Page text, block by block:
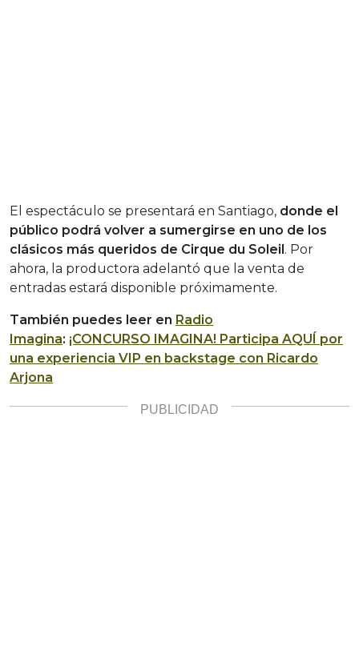
El espectáculo se presentará en Santiago, donde el
público podrá volver a sumergirse en uno de los
clásicos más queridos de Cirque du Soleil . Por
ahora, la productora adelantó que la venta de
entradas estará disponible próximamente.
También puedes leer en Radio
Imagina: ¡CONCURSO IMAGINA! Participa AQUÍ por
una experiencia VIP en backstage con Ricardo
Arjona